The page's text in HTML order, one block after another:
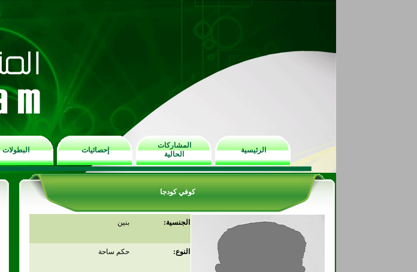
الرئيسية
المشاركات
الحالية
إحصائيات البطولات
كوفي كودجا
الجنسية: بنين
النوع: حكم ساحة